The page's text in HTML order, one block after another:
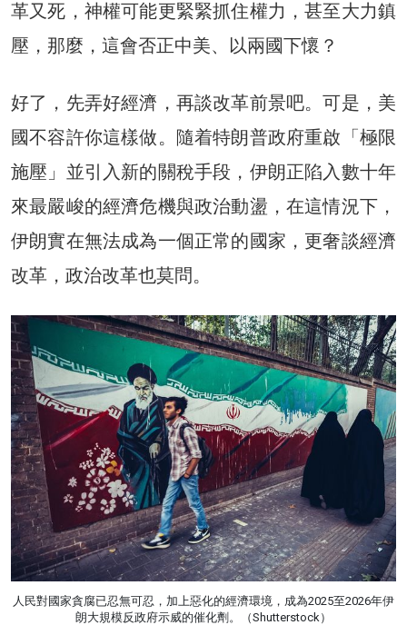
革又死，神權可能更緊緊抓住權力，甚至大力鎮
壓，那麼，這會否正中美、以兩國下懷？
好了，先弄好經濟，再談改革前景吧。可是，美
國不容許你這樣做。隨着特朗普政府重啟「極限
施壓」並引入新的關稅手段，伊朗正陷入數十年
來最嚴峻的經濟危機與政治動盪，在這情況下，
伊朗實在無法成為一個正常的國家，更奢談經濟
改革，政治改革也莫問。
人民對國家貪腐已忍無可忍，加上惡化的經濟環境，成為2025至2026年伊
朗大規模反政府示威的催化劑。（Shutterstock）